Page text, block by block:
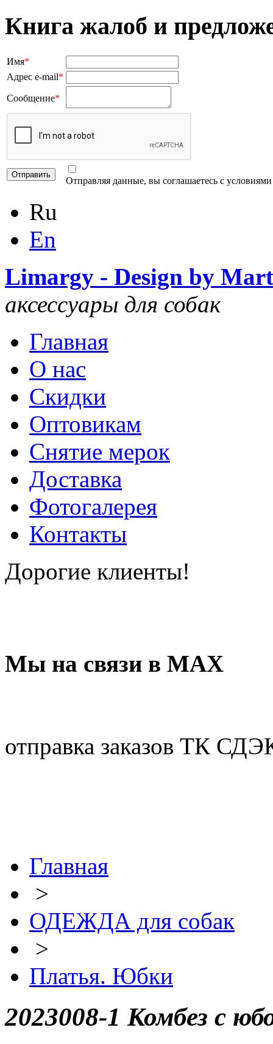
Книга жалоб и
Имя*
Адрес e-mail*
Сообщение*
Отправляя данные, вы соглашаетесь с
Ru
En
Limargy - Design by
аксессуары для собак
Главная
О нас
Скидки
Оптовикам
Снятие мерок
Доставка
Фотогалерея
Контакты
Дорогие клиенты!
Мы на связи в МАХ
отправка заказов ТК
Главная
>
ОДЕЖДА для собак
>
Платья. Юбки
2023008-1 Комбез с